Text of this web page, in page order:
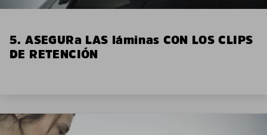
5. ASEGURa LAS láminas CON LOS CLIPS
DE RETENCIÓN